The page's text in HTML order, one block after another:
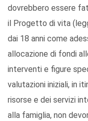
dovrebbero essere
il Progetto di vita
dai 18 anni come
allocazione di fondi
interventi e figure
valutazioni iniziali, in
risorse e dei servizi
alla famiglia, non